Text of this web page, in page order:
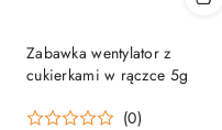
Zabawka wentylator z
cukierkami w rączce 5g
(0)